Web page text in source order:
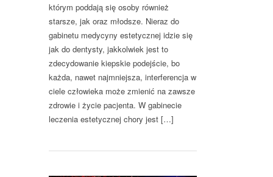
którym poddają się osoby również
starsze, jak oraz młodsze. Nieraz do
gabinetu medycyny estetycznej idzie się
jak do dentysty, jakkolwiek jest to
zdecydowanie kiepskie podejście, bo
każda, nawet najmniejsza, interferencja w
ciele człowieka może zmienić na zawsze
zdrowie i życie pacjenta. W gabinecie
leczenia estetycznej chory jest […]